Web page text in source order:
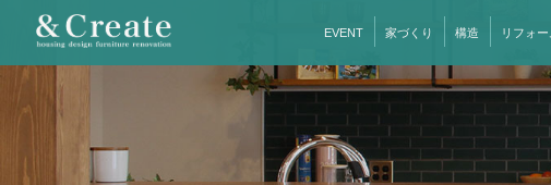
EVENT 家づくり 構造 リフォー